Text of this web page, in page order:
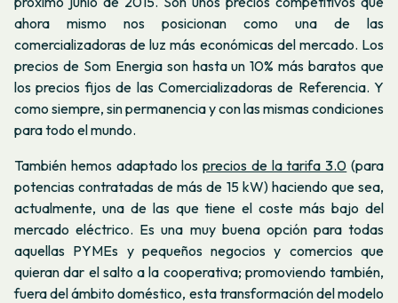
ahora mismo nos posicionan como una de las
comercializadoras de luz más económicas del mercado. Los
precios de Som Energia son hasta un 10% más baratos que
los precios fijos de las Comercializadoras de Referencia. Y
como siempre, sin permanencia y con las mismas condiciones
para todo el mundo.
También hemos adaptado losprecios de la tarifa 3.0 (para
potencias contratadas de más de 15 kW) haciendo que sea,
actualmente, una de las que tiene el coste más bajo del
mercado eléctrico. Es una muy buena opción para todas
aquellas PYMEs y pequeños negocios y comercios que
quieran dar el salto a la cooperativa; promoviendo también,
fuera del ámbito doméstico, esta transformación del modelo